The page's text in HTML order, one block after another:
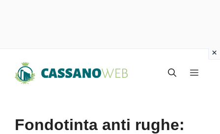
Menu
Fondotinta anti rughe: